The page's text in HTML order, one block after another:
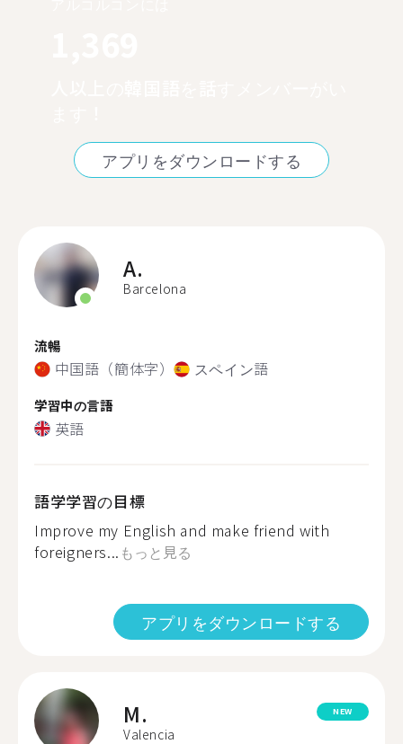
アプリをダウンロードする
A.
Barcelona
流暢
中国語（簡体字） スペイン語
学習中の言語
英語
語学学習の目標
Improve my English and make friend with
foreigners... もっと見る
アプリをダウンロードする
M.
Valencia
NEW